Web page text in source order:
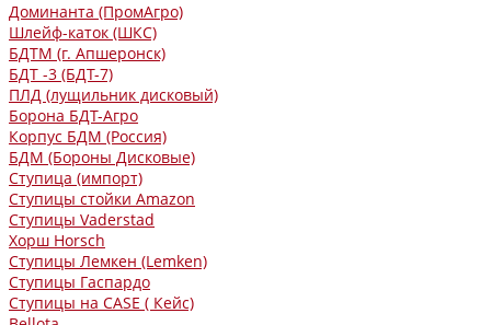
Доминанта (ПромАгро)
Шлейф-каток (ШКС)
БДТМ (г. Апшеронск)
БДТ -3 (БДТ-7)
ПЛД (лущильник дисковый)
Борона БДТ-Агро
Корпус БДМ (Россия)
БДМ (Бороны Дисковые)
Ступица (импорт)
Ступицы стойки Amazon
Ступицы Vaderstad
Хорш Horsch
Ступицы Лемкен (Lemken)
Ступицы Гаспардо
Ступицы на CASE ( Кейс)